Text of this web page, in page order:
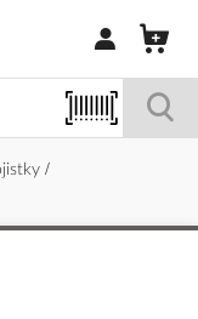
Přihlásit/